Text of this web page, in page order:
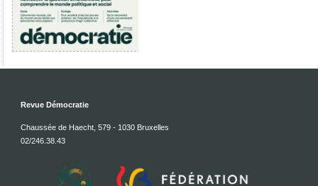
Revue Démocratie
Chaussée de Haecht, 579 - 1030 Bruxelles
02/246.38.43